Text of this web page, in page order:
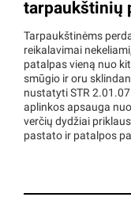
tarpaukštinių
Tarpaukštinėms
reikalavimai
patalpas vieną nuo
smūgio ir oru
nustatyti STR
aplinkos apsauga
verčių dydžiai
pastato ir patalpos